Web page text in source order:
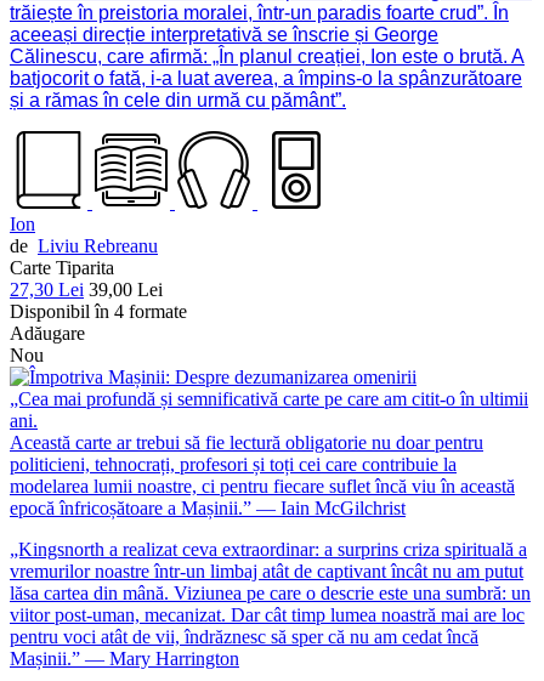
trăiește în preistoria moralei, într-un paradis foarte crud”. În
aceeași direcție interpretativă se înscrie și George
Călinescu, care afirmă: „În planul creației, Ion este o brută. A
batjocorit o fată, i-a luat averea, a împins-o la spânzurătoare
și a rămas în cele din urmă cu pământ”.
Ion
de Liviu Rebreanu
Carte Tiparita
27,30 Lei 39,00 Lei
Disponibil în 4 formate
Adăugare
Nou
„Cea mai profundă și semnificativă carte pe care am citit-o în ultimii
ani.
Această carte ar trebui să fie lectură obligatorie nu doar pentru
politicieni, tehnocrați, profesori și toți cei care contribuie la
modelarea lumii noastre, ci pentru fiecare suflet încă viu în această
epocă înfricoșătoare a Mașinii.” — Iain McGilchrist
„Kingsnorth a realizat ceva extraordinar: a surprins criza spirituală a
vremurilor noastre într-un limbaj atât de captivant încât nu am putut
lăsa cartea din mână. Viziunea pe care o descrie este una sumbră: un
viitor post-uman, mecanizat. Dar cât timp lumea noastră mai are loc
pentru voci atât de vii, îndrăznesc să sper că nu am cedat încă
Mașinii.” — Mary Harrington